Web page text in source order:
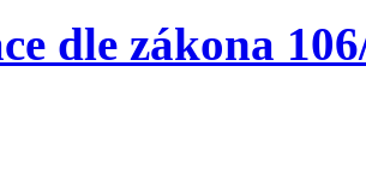
dle zákona